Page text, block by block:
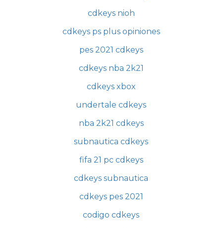
cdkeys nioh
cdkeys ps plus opiniones
pes 2021 cdkeys
cdkeys nba 2k21
cdkeys xbox
undertale cdkeys
nba 2k21 cdkeys
subnautica cdkeys
fifa 21 pc cdkeys
cdkeys subnautica
cdkeys pes 2021
codigo cdkeys